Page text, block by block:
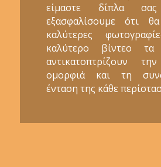
είμαστε δίπλα
εξασφαλίσουμε ότι
καλύτερες
καλύτερο βίντεο
αντικατοπτρίζουν
ομορφιά και τη
ένταση της κάθε